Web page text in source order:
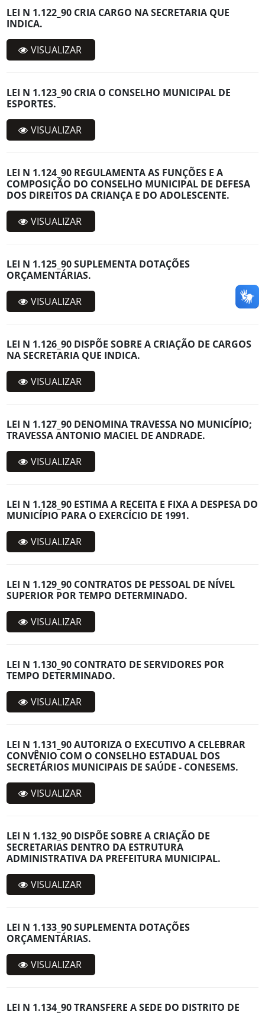
LEI N 1.122_90 CRIA CARGO NA SECRETARIA QUE
INDICA.
VISUALIZAR
LEI N 1.123_90 CRIA O CONSELHO MUNICIPAL DE
ESPORTES.
VISUALIZAR
LEI N 1.124_90 REGULAMENTA AS FUNÇÕES E A
COMPOSIÇÃO DO CONSELHO MUNICIPAL DE DEFESA
DOS DIREITOS DA CRIANÇA E DO ADOLESCENTE.
VISUALIZAR
LEI N 1.125_90 SUPLEMENTA DOTAÇÕES
ORÇAMENTÁRIAS.
VISUALIZAR
LEI N 1.126_90 DISPÕE SOBRE A CRIAÇÃO DE CARGOS
NA SECRETARIA QUE INDICA.
VISUALIZAR
LEI N 1.127_90 DENOMINA TRAVESSA NO MUNICÍPIO;
TRAVESSA ANTONIO MACIEL DE ANDRADE.
VISUALIZAR
LEI N 1.128_90 ESTIMA A RECEITA E FIXA A DESPESA DO
MUNICÍPIO PARA O EXERCÍCIO DE 1991.
VISUALIZAR
LEI N 1.129_90 CONTRATOS DE PESSOAL DE NÍVEL
SUPERIOR POR TEMPO DETERMINADO.
VISUALIZAR
LEI N 1.130_90 CONTRATO DE SERVIDORES POR
TEMPO DETERMINADO.
VISUALIZAR
LEI N 1.131_90 AUTORIZA O EXECUTIVO A CELEBRAR
CONVÊNIO COM O CONSELHO ESTADUAL DOS
SECRETÁRIOS MUNICIPAIS DE SAÚDE - CONESEMS.
VISUALIZAR
LEI N 1.132_90 DISPÕE SOBRE A CRIAÇÃO DE
SECRETARIAS DENTRO DA ESTRUTURA
ADMINISTRATIVA DA PREFEITURA MUNICIPAL.
VISUALIZAR
LEI N 1.133_90 SUPLEMENTA DOTAÇÕES
ORÇAMENTÁRIAS.
VISUALIZAR
LEI N 1.134_90 TRANSFERE A SEDE DO DISTRITO DE